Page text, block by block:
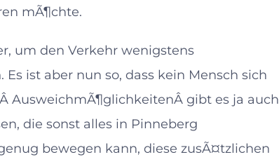
mÃ¶chte.
um den Verkehr wenigstens
ist aber nun so, dass kein Mensch sich
AusweichmÃ¶glichkeitenÂ gibt es ja auch
die sonst alles in Pinneberg
bewegen kann, diese zusÃ¤tzlichen